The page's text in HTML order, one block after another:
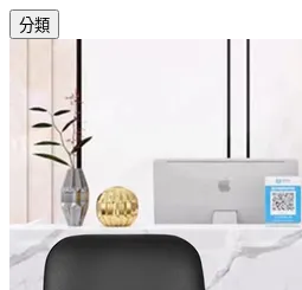
分類